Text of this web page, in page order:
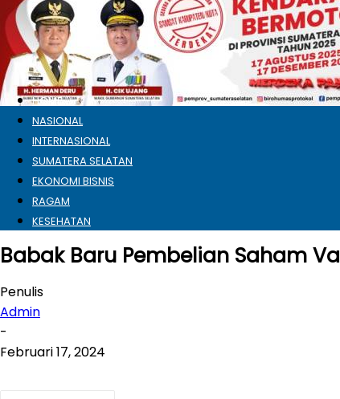
&
Terupdate
HOME
NASIONAL
INTERNASIONAL
SUMATERA SELATAN
EKONOMI BISNIS
RAGAM
KESEHATAN
Babak Baru Pembelian Saham
Penulis
Admin
-
Februari 17, 2024